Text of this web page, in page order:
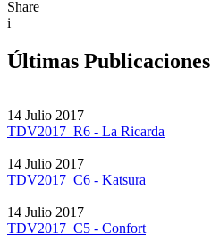
Share
i
Últimas Publicaciones
14 Julio 2017
TDV2017_R6 - La Ricarda
14 Julio 2017
TDV2017_C6 - Katsura
14 Julio 2017
TDV2017_C5 - Confort